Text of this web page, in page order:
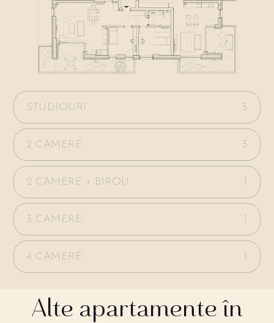
STUDIOURI 3
2 CAMERE 3
2 CAMERE + BIROU
3 CAMERE
4 CAMERE
Alte apartamente în